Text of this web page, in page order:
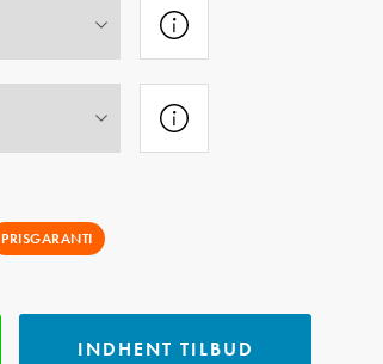
PRISGARANTI
INDHENT TILBUD